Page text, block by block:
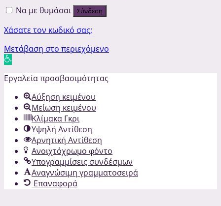
Να με θυμάσαι
Σύνδεση
Χάσατε τον κωδικό σας;
Μετάβαση στο περιεχόμενο
Ανοίξτε
γραμμή
εργαλείων
Εργαλεία προσβασιμότητας
Αύξηση κειμένου
Μείωση κειμένου
Κλίμακα Γκρι
Υψηλή Αντίθεση
Αρνητική Αντίθεση
Ανοιχτόχρωμο φόντο
Υπογραμμίσεις συνδέσμων
Αναγνώσιμη γραμματοσειρά
Επαναφορά